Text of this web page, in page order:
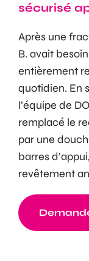
sécurisé
Après une
B. avait
entièrement
quotidien. En
l’équipe de
remplacé le
par une
barres
revêtement